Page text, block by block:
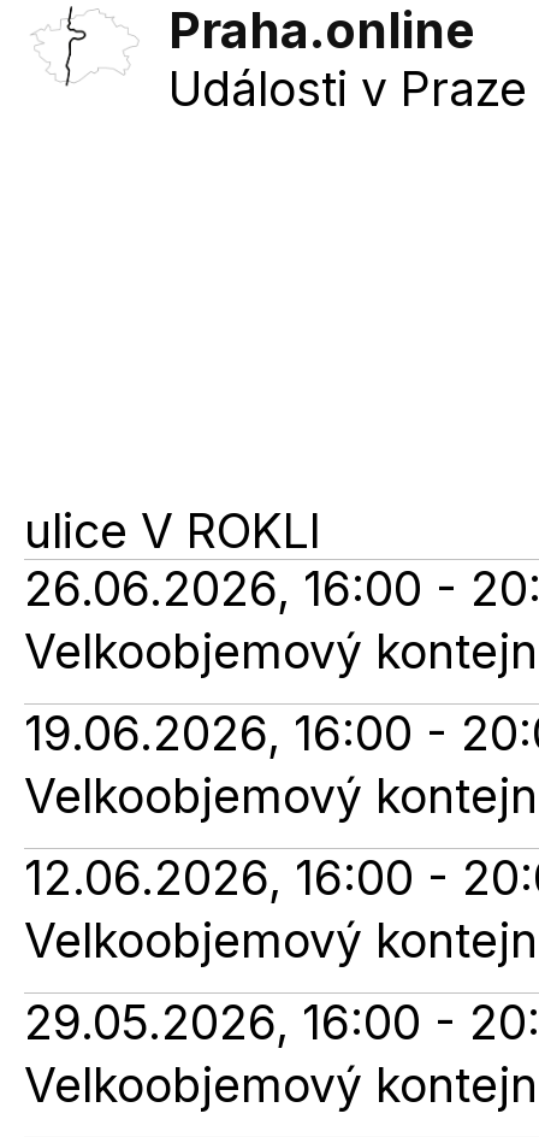
Praha.online
Události v
ulice V ROKLI
26.06.2026, 16:00 -
Velkoobjemový
19.06.2026, 16:00 -
Velkoobjemový
12.06.2026, 16:00 -
Velkoobjemový
29.05.2026, 16:00 -
Velkoobjemový